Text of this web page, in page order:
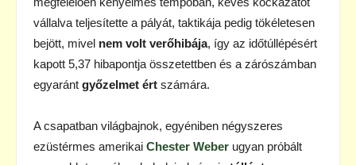
vállalva teljesítette a pályát, taktikája pedig tökéletesen
bejött, mivel nem volt verőhibája, így az időtúllépésért
kapott 5,37 hibapontja összetettben és a zárószámban
egyaránt győzelmet ért számára.
A csapatban világbajnok, egyéniben négyszeres
ezüstérmes amerikai Chester Weber ugyan próbált